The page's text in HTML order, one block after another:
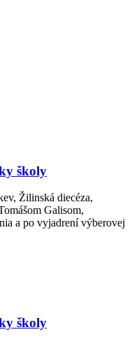
školy
Žilinská diecéza,
Galisom,
a po vyjadrení výberovej
školy